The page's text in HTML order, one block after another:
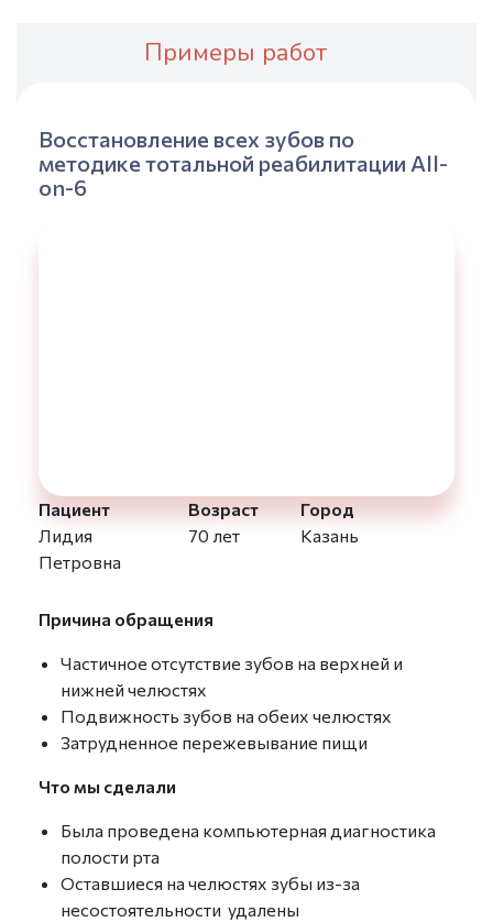
Примеры работ
Восстановление всех зубов по
методике тотальной реабилитации All-
on-6
Пациент
Лидия
Петровна
Возраст
70 лет
Город
Казань
Причина обращения
Частичное отсутствие зубов на верхней и
нижней челюстях
Подвижность зубов на обеих челюстях
Затрудненное пережевывание пищи
Что мы сделали
Была проведена компьютерная диагностика
полости рта
Оставшиеся на челюстях зубы из-за
несостоятельности удалены